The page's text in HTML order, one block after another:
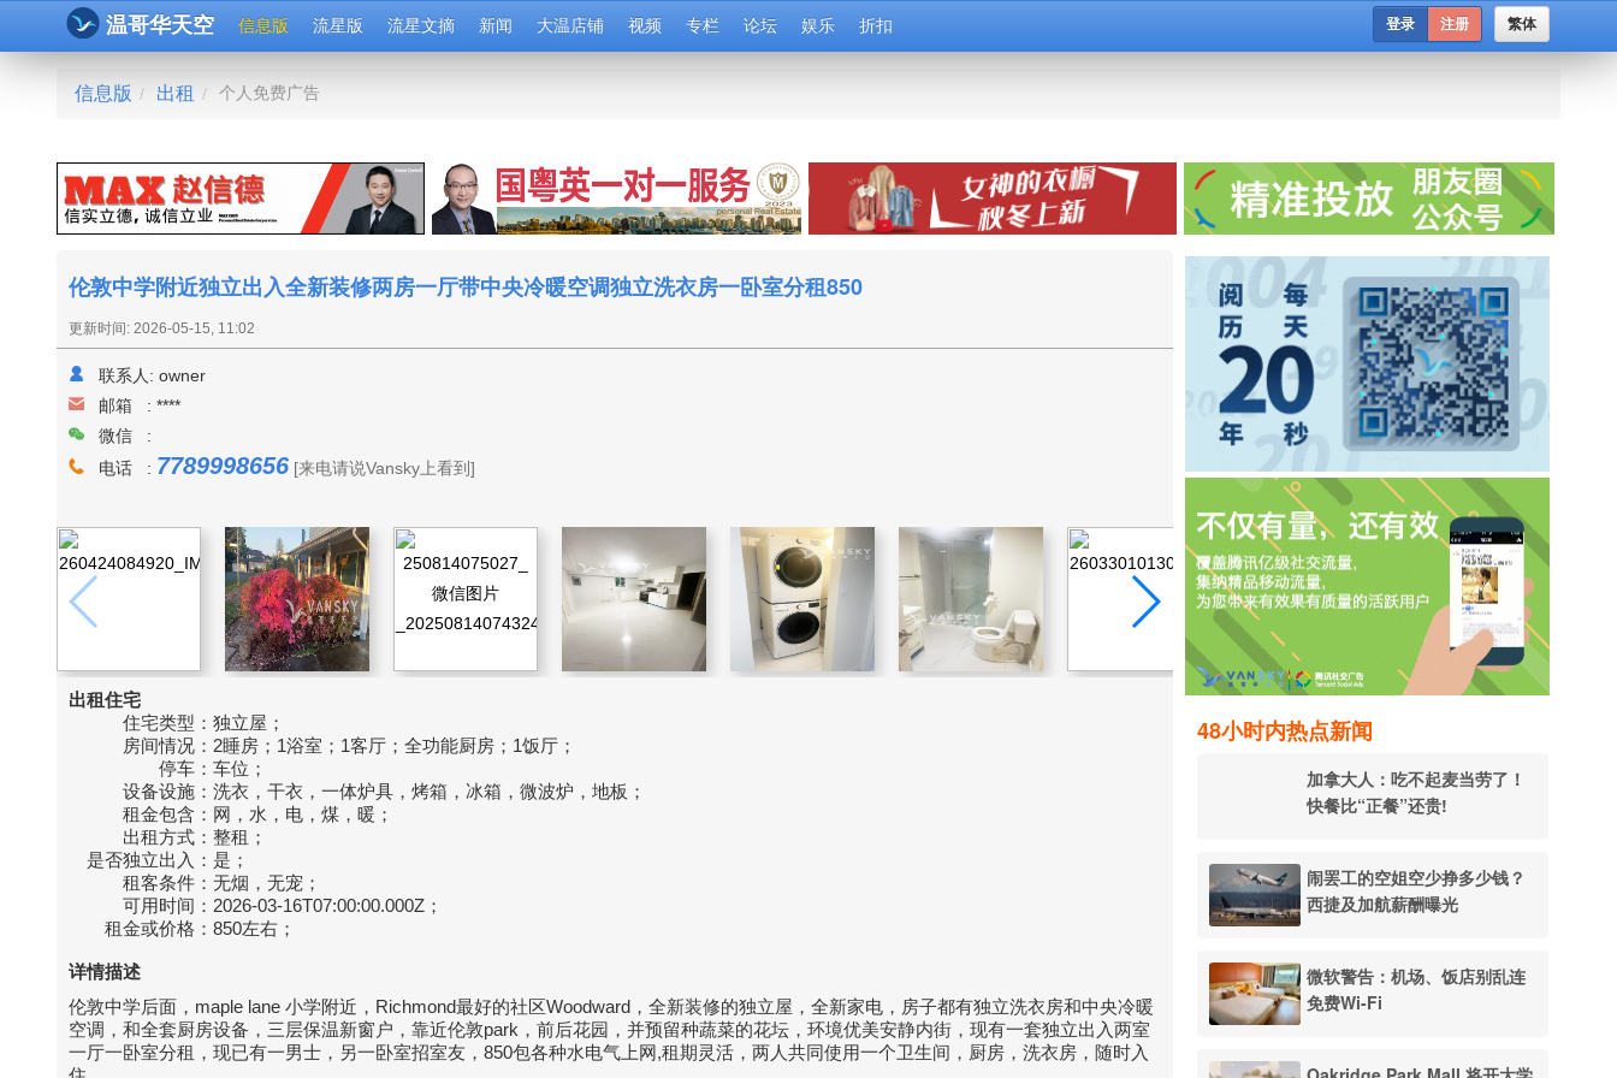
温哥华天空 信息版 流星版 流星文摘 新闻 大温店铺 视频 专栏 论坛 娱乐 折扣 繁体
登录 注册
信息版 / 出租 / 个人免费广告
48小时内热点新闻
加拿大人：吃不起麦当劳了！
快餐比“正餐”还贵!
闹罢工的空姐空少挣多少钱？
西捷及加航薪酬曝光
微软警告：机场、饭店别乱连
免费Wi-Fi
伦敦中学附近独立出入全新装修两房一厅带中央冷暖空调独立洗衣房一卧室分租850
更新时间: 2026-05-15, 11:02
联系人: owner
邮箱 : ****
微信 :
电话 : 7789998656 [来电请说Vansky上看到]
出租住宅
住宅类型： 独立屋；
房间情况： 2睡房；1浴室；1客厅；全功能厨房；1饭厅；
停车： 车位；
设备设施： 洗衣，干衣，一体炉具，烤箱，冰箱，微波炉，地板；
租金包含： 网，水，电，煤，暖；
出租方式： 整租；
是否独立出入： 是；
租客条件： 无烟，无宠；
可用时间： 2026-03-16T07:00:00.000Z；
租金或价格： 850左右；
详情描述
伦敦中学后面，maple lane 小学附近，Richmond最好的社区Woodward，全新装修的独立屋，全新家电，房子都有独立洗衣房和中央冷暖
空调，和全套厨房设备，三层保温新窗户，靠近伦敦park，前后花园，并预留种蔬菜的花坛，环境优美安静内街，现有一套独立出入两室
一厅一卧室分租，现已有一男士，另一卧室招室友，850包各种水电气上网,租期灵活，两人共同使用一个卫生间，厨房，洗衣房，随时入